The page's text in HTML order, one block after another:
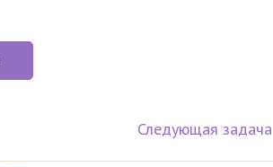
Следующая задача